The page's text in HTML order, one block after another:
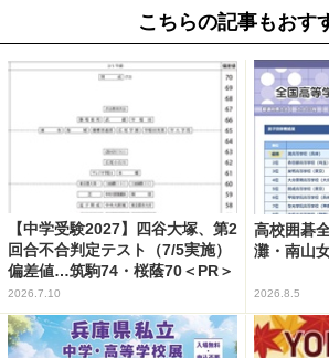
こちらの記事もおす
【中学受験2027】四谷大塚、第2
回合不合判定テスト（7/5実施）
偏差値…筑駒74・桜蔭70＜PR＞
2026.7.10
高校囲碁
灘・南山
2026.8.5